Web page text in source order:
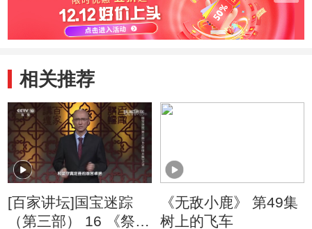
相关推荐
[百家讲坛]国宝迷踪
（第三部） 16 《祭侄
《无敌小鹿》 第49集
树上的飞车